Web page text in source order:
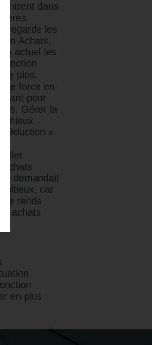
entrent dans
regarde les
Achats,
actuel les
plus.
de force en
pour
Gérer la
mieux
»
aller
achats
demandait
car
rends
achats
en plus